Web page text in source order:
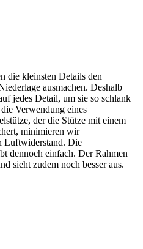
die kleinsten Details den
ausmachen. Deshalb
jedes Detail, um sie so schlank
Verwendung eines
der die Stütze mit einem
minimieren wir
Luftwiderstand. Die
dennoch einfach. Der Rahmen
sieht zudem noch besser aus.